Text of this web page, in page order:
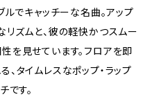
ルでキャッチーな名曲。アップ
リズムと、彼の軽快かつスムー
を見せています。フロアを即
タイムレスなポップ・ラップ
です。